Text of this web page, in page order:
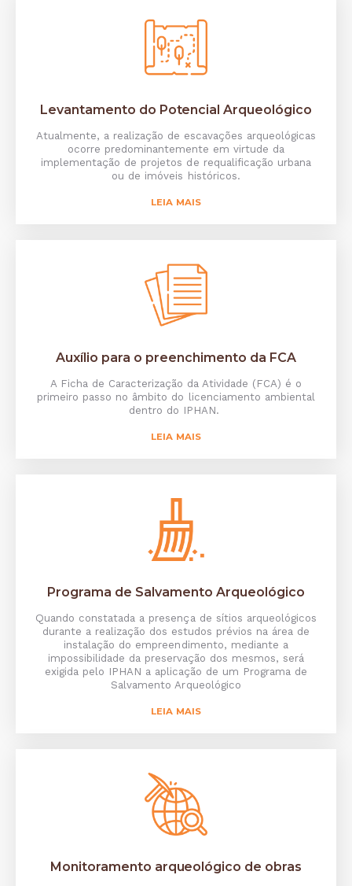
Levantamento do Potencial Arqueológico
Atualmente, a realização de escavações arqueológicas
ocorre predominantemente em virtude da
implementação de projetos de requalificação urbana
ou de imóveis históricos.
LEIA MAIS
Auxílio para o preenchimento da FCA
A Ficha de Caracterização da Atividade (FCA) é o
primeiro passo no âmbito do licenciamento ambiental
dentro do IPHAN.
LEIA MAIS
Programa de Salvamento Arqueológico
Quando constatada a presença de sítios arqueológicos
durante a realização dos estudos prévios na área de
instalação do empreendimento, mediante a
impossibilidade da preservação dos mesmos, será
exigida pelo IPHAN a aplicação de um Programa de
Salvamento Arqueológico
LEIA MAIS
Monitoramento arqueológico de obras